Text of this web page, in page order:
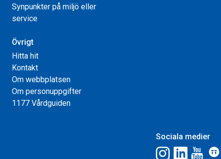
Synpunkter på miljö eller
service
Övrigt
Hitta hit
Kontakt
Om webbplatsen
Om personuppgifter
1177 Vårdguiden
Sociala medier